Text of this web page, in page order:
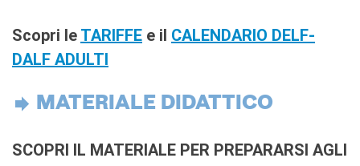
Scopri le TARIFFE e il CALENDARIO DELF-
DALF ADULTI
MATERIALE DIDATTICO
SCOPRI IL MATERIALE PER PREPARARSI AGLI